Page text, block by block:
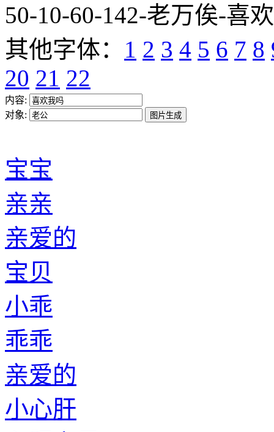
50-10-60-142-老万俟-喜
其他字体： 1 2 3 4 5 6 7 8
20 21 22
内容:
对象:
宝宝
亲亲
亲爱的
宝贝
小乖
乖乖
亲爱的
小心肝